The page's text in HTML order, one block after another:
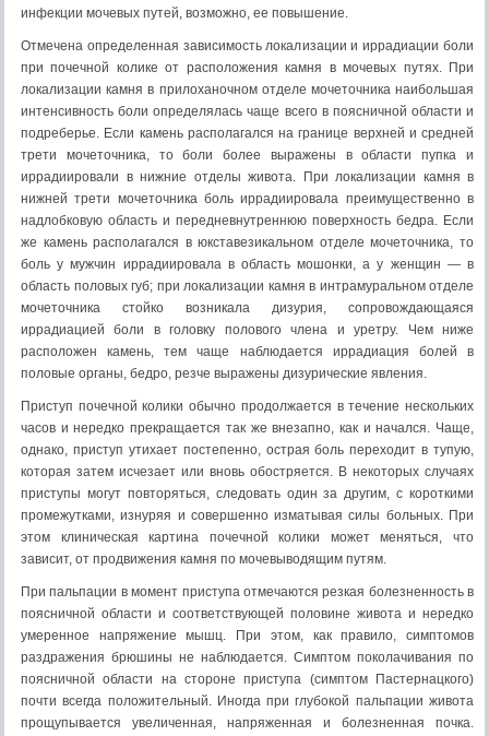
инфекции мочевых путей, возможно, ее повышение.
Отмечена определенная зависимость локализации и ирради­ации боли
при почечной колике от расположения камня в моче­вых путях. При
локализации камня в прилоханочном отделе мо­четочника наибольшая
интенсивность боли определялась чаще всего в поясничной области и
подреберье. Если камень распола­гался на границе верхней и средней
трети мочеточника, то боли более выражены в области пупка и
иррадиировали в ниж­ние отделы живота. При локализации камня в
нижней трети мочеточника боль иррадиировала преимущественно в
надлобко­вую область и передневнутреннюю поверхность бедра. Если
же камень располагался в юкставезикальном отделе мочеточника, то
боль у мужчин иррадиировала в область мошонки, а у жен­щин — в
область половых губ; при локализации камня в интрамуральном отделе
мочеточника стойко возникала дизурия, со­провождающаяся
иррадиацией боли в головку полового члена и уретру. Чем ниже
расположен камень, тем чаще наблюдается иррадиация болей в
половые органы, бедро, резче выражены дизурические явления.
Приступ почечной колики обычно продолжается в течение нескольких
часов и нередко прекращается так же внезапно, как и начался. Чаще,
однако, приступ утихает постепенно, острая боль переходит в тупую,
которая затем исчезает или вновь обо­стряется. В некоторых случаях
приступы могут повторяться, сле­довать один за другим, с короткими
промежутками, изнуряя и совершенно изматывая силы больных. При
этом клиническая картина почечной колики может меняться, что
зависит, от про­движения камня по мочевыводящим путям.
При пальпации в момент приступа отмечаются резкая бо­лезненность в
поясничной области и соответствующей по­ловине живота и нередко
умеренное напряжение мышц. При этом, как правило, симптомов
раздражения брюшины не наблюдается. Симптом поколачивания по
поясничной области на стороне приступа (симптом Пастернацкого)
почти всегда положительный. Иногда при глубокой пальпации живота
про­щупывается увеличенная, напряженная и болезненная почка.